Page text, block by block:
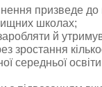
призведе
школах;
й
зростання
середньої освіти